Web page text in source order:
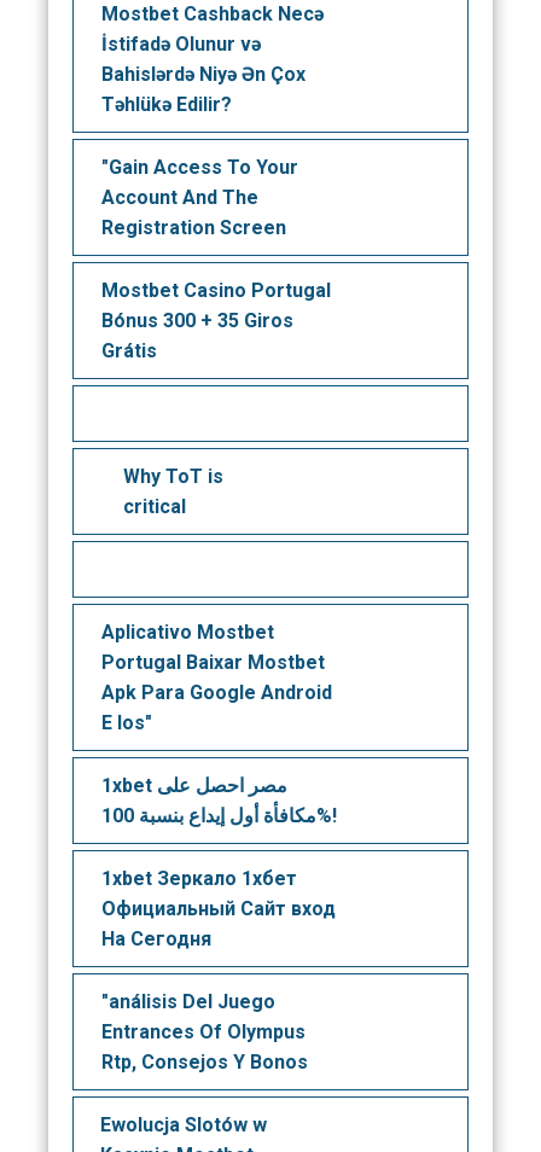
Mostbet Cashback Necə
İstifadə Olunur və
Bahislərdə Niyə Ən Çox
Təhlükə Edilir?
"Gain Access To Your
Account And The
Registration Screen
Mostbet Casino Portugal
Bónus 300 + 35 Giros
Grátis
Why ToT is
critical
Aplicativo Mostbet
Portugal Baixar Mostbet
Apk Para Google Android
E Ios"
1xbet مصر احصل على
مكافأة أول إيداع بنسبة 100%!
1xbet Зеркало 1хбет
Официальный Сайт вход
На Сегодня
"análisis Del Juego
Entrances Of Olympus
Rtp, Consejos Y Bonos
Ewolucja Slotów w